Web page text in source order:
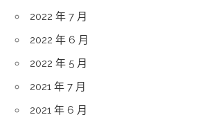
2022 年 7 月
2022 年 6 月
2022 年 5 月
2021 年 7 月
2021 年 6 月